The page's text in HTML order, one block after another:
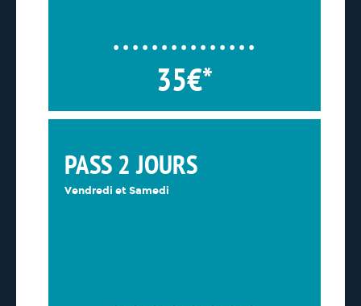
35€*
PASS 2 JOURS
Vendredi et Samedi